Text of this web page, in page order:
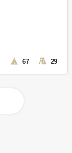
67 29